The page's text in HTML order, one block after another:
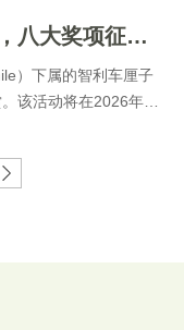
首届智利车厘子大赏即将启动，八大奖项征集顶尖零售伙伴！
）下属的智利车厘子
该活动将在2026年初
力量。